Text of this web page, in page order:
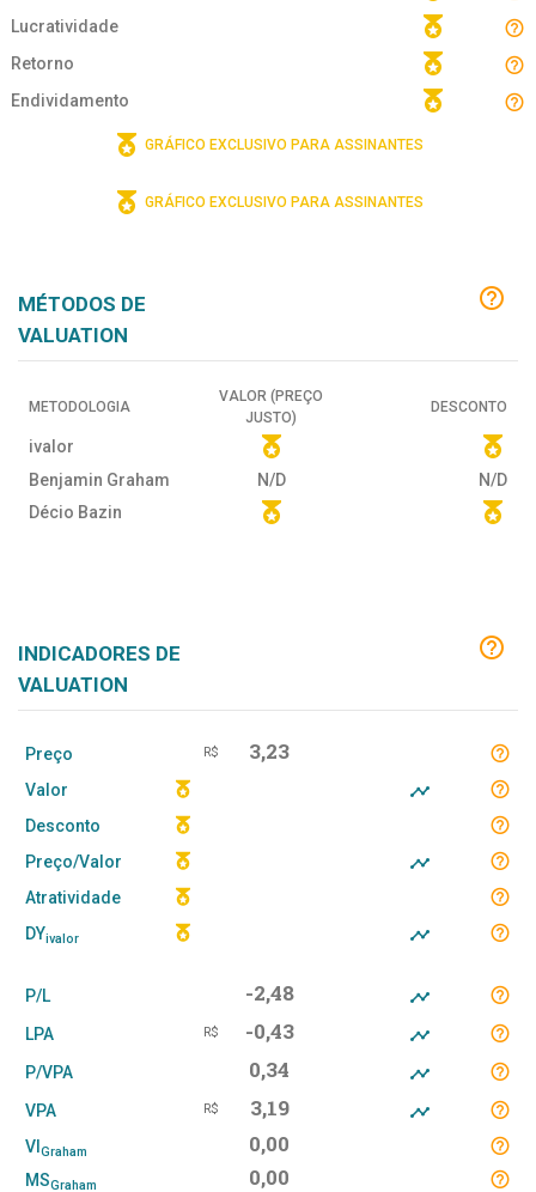
Lucratividade
Retorno
Endividamento
GRÁFICO EXCLUSIVO PARA ASSINANTES
GRÁFICO EXCLUSIVO PARA ASSINANTES
MÉTODOS DE
VALUATION
METODOLOGIA
VALOR (PREÇO
JUSTO)
DESCONTO
ivalor
Benjamin Graham
N/D
N/D
Décio Bazin
INDICADORES DE
VALUATION
Preço R$ 3,23
Valor
Desconto
Preço/Valor
Atratividade
DYivalor
P/L -2,48
LPA R$ -0,43
P/VPA 0,34
VPA R$ 3,19
VI Graham 0,00
MSGraham 0,00